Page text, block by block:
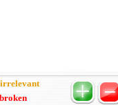
irrelevant
broken